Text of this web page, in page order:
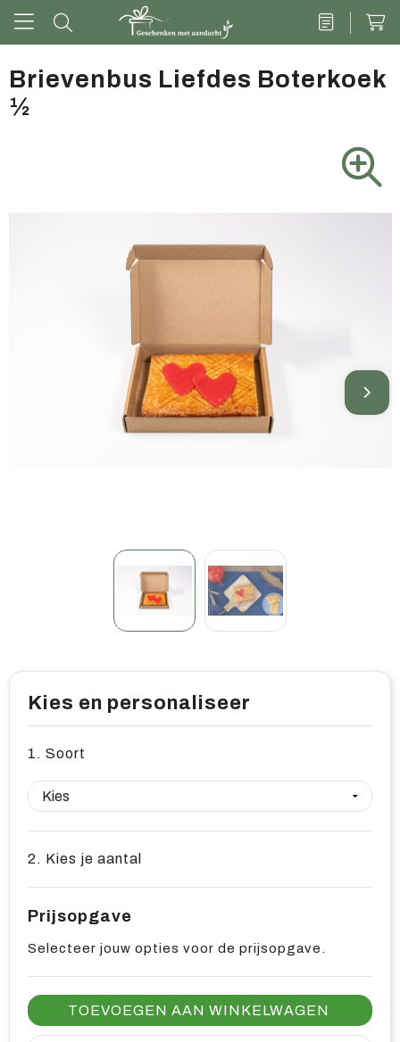
Drinkwaren
Vrije tijd & outdoor
Groen geschenk
Home & living
Overige relatiegeschenken
Brievenbus Liefdes Boterkoek
½
Kies en personaliseer
1. Soort
2. Kies je aantal
Prijsopgave
Selecteer jouw opties voor de prijsopgave.
TOEVOEGEN AAN WINKELWAGEN